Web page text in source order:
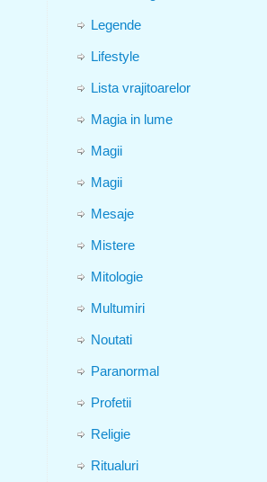
Legende
Lifestyle
Lista vrajitoarelor
Magia in lume
Magii
Magii
Mesaje
Mistere
Mitologie
Multumiri
Noutati
Paranormal
Profetii
Religie
Ritualuri